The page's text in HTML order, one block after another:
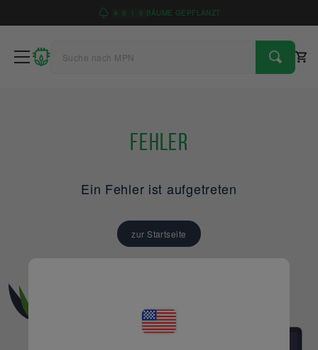
4 9 1 6 BÄUME GEPFLANZT
Fehler
Ein Fehler ist aufgetreten
zur Startseite